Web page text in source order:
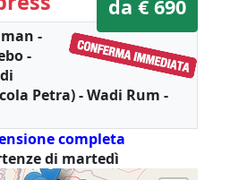
da € 690
-
-
Petra) - Wadi Rum -
completa
di martedì